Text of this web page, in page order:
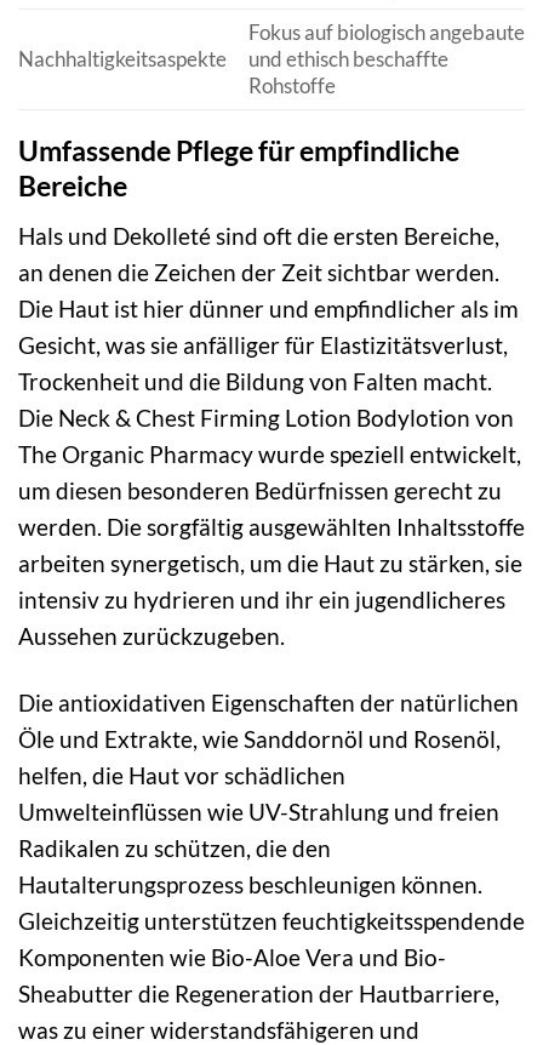
Nachhaltigkeitsaspekte
Fokus auf biologisch angebaute
und ethisch beschaffte
Rohstoffe
Umfassende Pflege für empfindliche
Bereiche
Hals und Dekolleté sind oft die ersten Bereiche,
an denen die Zeichen der Zeit sichtbar werden.
Die Haut ist hier dünner und empfindlicher als im
Gesicht, was sie anfälliger für Elastizitätsverlust,
Trockenheit und die Bildung von Falten macht.
Die Neck & Chest Firming Lotion Bodylotion von
The Organic Pharmacy wurde speziell entwickelt,
um diesen besonderen Bedürfnissen gerecht zu
werden. Die sorgfältig ausgewählten Inhaltsstoffe
arbeiten synergetisch, um die Haut zu stärken, sie
intensiv zu hydrieren und ihr ein jugendlicheres
Aussehen zurückzugeben.
Die antioxidativen Eigenschaften der natürlichen
Öle und Extrakte, wie Sanddornöl und Rosenöl,
helfen, die Haut vor schädlichen
Umwelteinflüssen wie UV-Strahlung und freien
Radikalen zu schützen, die den
Hautalterungsprozess beschleunigen können.
Gleichzeitig unterstützen feuchtigkeitsspendende
Komponenten wie Bio-Aloe Vera und Bio-
Sheabutter die Regeneration der Hautbarriere,
was zu einer widerstandsfähigeren und